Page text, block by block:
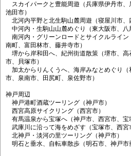
スカイパークと豊能周遊（兵庫県伊丹市、
池田市）
北河内平野と北生駒山麓周遊（寝屋川市、
中河内・生駒山山麓めぐり（東大阪市、八
南河内・グリーンロードとサイクルライ
南町、富田林市、藤井寺市）
堺から岸和田へ、紀州街道散策（堺市、高
市、貝塚市）
加太からりんくうへ、海岸みなとめぐり（
市、泉南市、田尻町、泉佐野市）
神戸周辺
神戸港町酒蔵ツーリング（神戸市）
西宮高原サイクリング（西宮市）
有馬温泉から宝塚へ（神戸市、西宮市、宝
武庫川に沿って海をめざす（宝塚市、西宮
北神戸・淡河の里ツーリング（神戸市）
明石と垂水、自転車散歩（明石市、神戸市